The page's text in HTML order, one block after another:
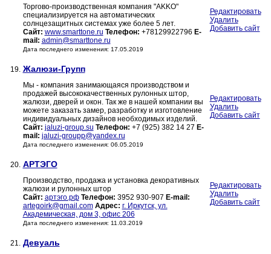
Торгово-производственная компания "AKKO"
специализируется на автоматических
солнцезащитных системах уже более 5 лет.
Сайт: www.smarttone.ru Телефон: +78129922796 E-
mail: admin@smarttone.ru
Дата последнего изменения: 17.05.2019
Редактировать
Удалить
Добавить сайт
19. Жалюзи-Групп
Мы - компания занимающаяся производством и
продажей высококачественных рулонных штор,
жалюзи, дверей и окон. Так же в нашей компании вы
можете заказать замер, разработку и изготовление
индивидуальных дизайнов необходимых изделий.
Сайт: jaluzi-group.su Телефон: +7 (925) 382 14 27 E-
mail: jaluzi-groupp@yandex.ru
Дата последнего изменения: 06.05.2019
Редактировать
Удалить
Добавить сайт
20. АРТЭГО
Производство, продажа и установка декоративных
жалюзи и рулонных штор
Сайт: артэго.рф Телефон: 3952 930-907 E-mail:
artegoirk@gmail.com Адрес: г. Иркутск, ул.
Академическая, дом 3, офис 206
Дата последнего изменения: 11.03.2019
Редактировать
Удалить
Добавить сайт
21. Девуаль